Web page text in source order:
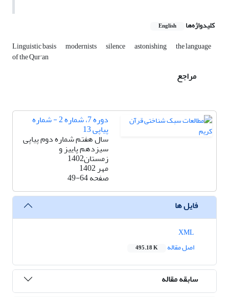
کلیدواژه‌ها English
Linguistic basis modernists silence astonishing the language
of the Qur'an
مراجع
دوره 7، شماره 2 - شماره
پیاپی 13
سال هفتم شماره دوم پیاپی
سیزدهم پاییز و
زمستان1402
مهر 1402
صفحه49-64
فایل ها
اصل مقاله
495.18 K
سابقه مقاله